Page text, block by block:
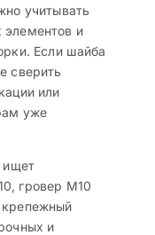
учитывать
элементов и
Если шайба
сверить
или
уже
ищет
гровер M10
и